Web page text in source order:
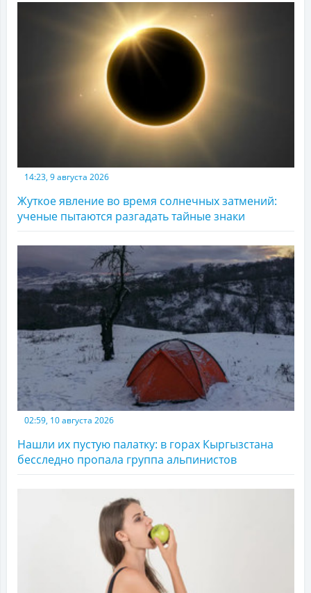
14:23, 9 августа 2026
Жуткое явление во время солнечных затмений:
ученые пытаются разгадать тайные знаки
02:59, 10 августа 2026
Нашли их пустую палатку: в горах Кыргызстана
бесследно пропала группа альпинистов